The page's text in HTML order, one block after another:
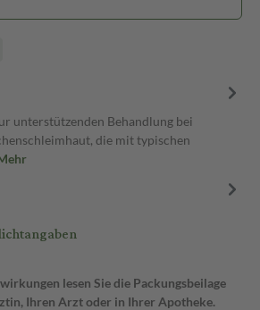
unterstützenden Behandlung bei
die mit typischen
lesen Sie die Packungsbeilage
Ihren Arzt oder in Ihrer Apotheke.